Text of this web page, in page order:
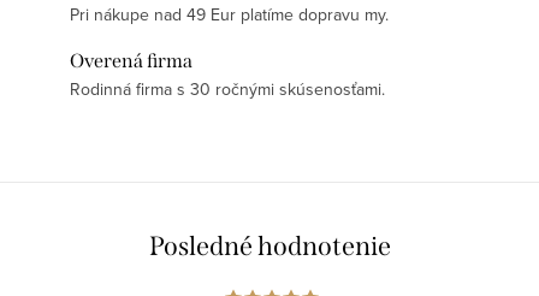
Pri nákupe nad 49 Eur platíme dopravu my.
Overená firma
Rodinná firma s 30 ročnými skúsenosťami.
Posledné hodnotenie